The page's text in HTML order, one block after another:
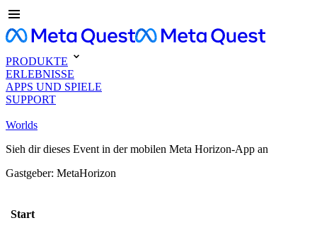
PRODUKTE
ERLEBNISSE
APPS UND SPIELE
SUPPORT
Worlds
Sieh dir dieses Event in der mobilen Meta Horizon-App an
Gastgeber: MetaHorizon
Start